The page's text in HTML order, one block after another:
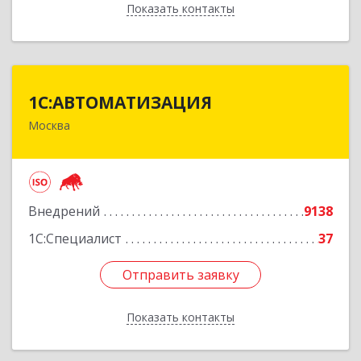
Показать контакты
Назад
1С:АВТОМАТИЗАЦИЯ
Москва
Внедрений
9138
1С:Специалист
37
Отправить заявку
Показать контакты
111024, Москва г, Энтузиастов 1-я ул, дом №
Отправить заявку
Назад